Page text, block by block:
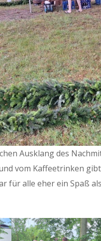
Ausklang des
vom Kaffeetrinken
für alle eher ein Spaß